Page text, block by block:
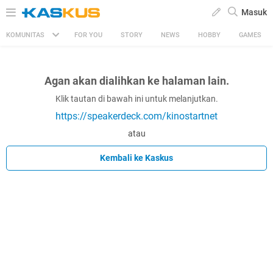
Masuk
KOMUNITAS FOR YOU STORY NEWS HOBBY GAMES
Agan akan dialihkan ke halaman lain.
Klik tautan di bawah ini untuk melanjutkan.
https://speakerdeck.com/kinostartnet
atau
Kembali ke Kaskus